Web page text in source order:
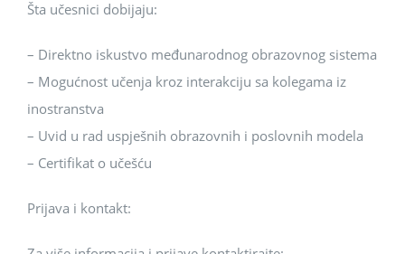
Šta učesnici dobijaju:
– Direktno iskustvo međunarodnog obrazovnog sistema
– Mogućnost učenja kroz interakciju sa kolegama iz
inostranstva
– Uvid u rad uspješnih obrazovnih i poslovnih modela
– Certifikat o učešću
Prijava i kontakt: